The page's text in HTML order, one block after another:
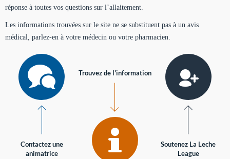
réponse à toutes vos questions sur l’allaitement.
Les informations trouvées sur le site ne se substituent pas à un avis
médical, parlez-en à votre médecin ou votre pharmacien.
Contactez une
animatrice
Trouvez de l'information
Soutenez La Leche
League